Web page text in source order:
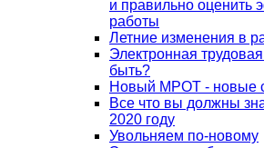
и правильно оценить
работы
Летние изменения в
Электронная
быть?
Новый МРОТ - новые
Все что вы должны
2020 году
Увольняем по-новому